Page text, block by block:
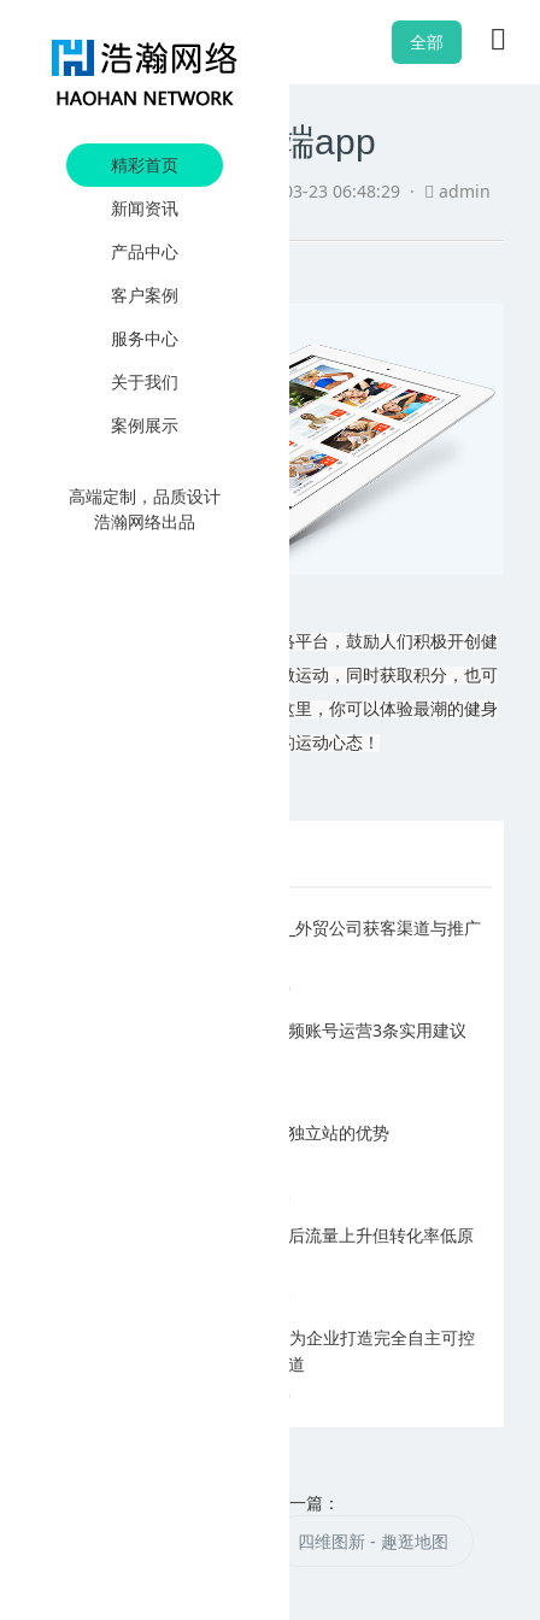
精彩首页
新闻资讯
产品中心
客户案例
服务中心
关于我们
案例展示
高端定制，品质设计
浩瀚网络出品
全部
我开始健身pad端app
6590 ·发布日期 2021-03-23 06:48:29 · admin
我开始健身是一个新型的互动网络平台，鼓励人们积极开创健
康向上的美好生活。可以跟视频做运动，同时获取积分，也可
以分享运动视频给我的好友。在这里，你可以体验最潮的健身
动作，收获最棒的运动心态！
临沂浩瀚网络_外贸公司获客渠道与推广
2026-08-06
临沂抖音短视频账号运营3条实用建议
临沂外贸建站独立站的优势
2026-07-22
临沂网站优化后流量上升但转化率低原
临沂GEO优化为企业打造完全自主可控
的稳定获客渠道
2026-06-29
下一篇：
四维图新 - 趣逛地图